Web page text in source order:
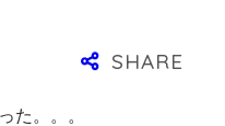
た。。。